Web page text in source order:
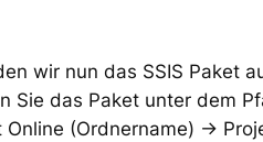
wir nun das SSIS Paket
Sie das Paket unter dem
Online (Ordnername) ->